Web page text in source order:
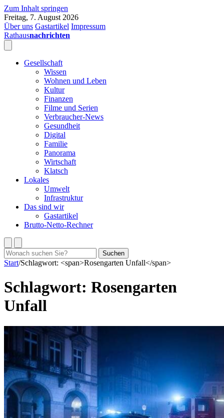
Zum Inhalt springen
Freitag, 7. August 2026
Über uns Gastartikel Impressum
Rathausnachrichten
Gesellschaft
Wissen
Wohnen und Leben
Kultur
Finanzen
Filme und Serien
Verbraucher-News
Gesundheit
Digital
Familie
Panorama
Wirtschaft
Klatsch
Lokales
Umwelt
Infrastruktur
Das sind wir
Gastartikel
Brutto-Netto-Rechner
Suchen
nach:
Suchen
Start/Schlagwort: <span>Rosengarten Unfall</span>
Schlagwort: Rosengarten
Unfall